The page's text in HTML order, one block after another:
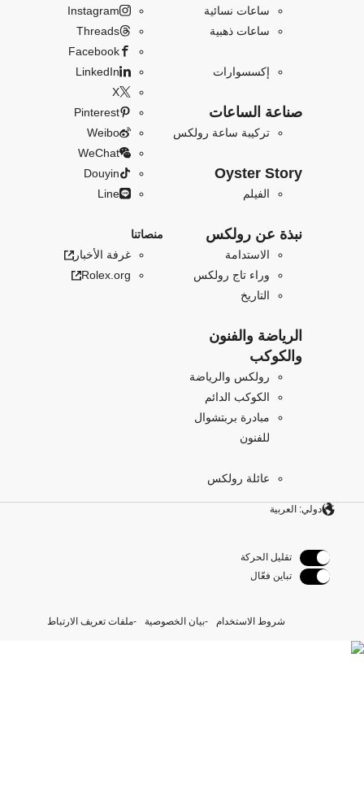
ساعات نسائية
ساعات ذهبية
إكسسوارات
صناعة الساعات
تركيبة ساعة رولكس
Oyster Story
الفيلم
نبذة عن رولكس
الاستدامة
وراء تاج رولكس
التاريخ
الرياضة والفنون
والكوكب
رولكس والرياضة
الكوكب الدائم
مبادرة بربتشوال
للفنون
عائلة رولكس
Instagram
Threads
Facebook
LinkedIn
X
Pinterest
Weibo
WeChat
Douyin
Line
منصاتنا
غرفة الأخبار
Rolex.org
دولي: العربية
تقليل الحركة
تباين فعّال
شروط الاستخدام بيان الخصوصية ملفات تعريف الارتباط